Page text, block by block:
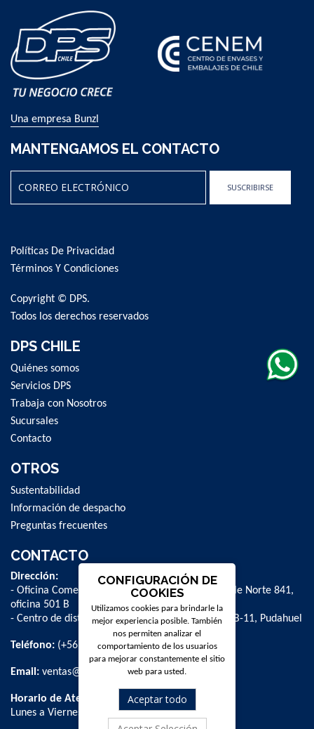
Una empresa Bunzl
MANTENGAMOS EL CONTACTO
Our
Newsletter:
SUSCRIBIRSE
Políticas De Privacidad
Términos Y Condiciones
Copyright © DPS.
Todos los derechos reservados
DPS CHILE
Quiénes somos
Servicios DPS
Trabaja con Nosotros
Sucursales
Contacto
OTROS
Sustentabilidad
Información de despacho
Preguntas frecuentes
CONTACTO
Dirección:
- Oficina Comercial y administrativa: Avenida Valle Norte 841,
oficina 501 B
- Centro de distribución: La Farfana 500, bodega B-11, Pudahuel
Teléfono: (+56 2) 2 584 8900
Email: ventas@dpschile.cl
Horario de Atención:
Lunes a Viernes / 09:00 a 16:00 hrs
CONFIGURACIÓN DE
COOKIES
Utilizamos cookies para brindarle la
mejor experiencia posible. También
nos permiten analizar el
comportamiento de los usuarios
para mejorar constantemente el sitio
web para usted.
Aceptar todo